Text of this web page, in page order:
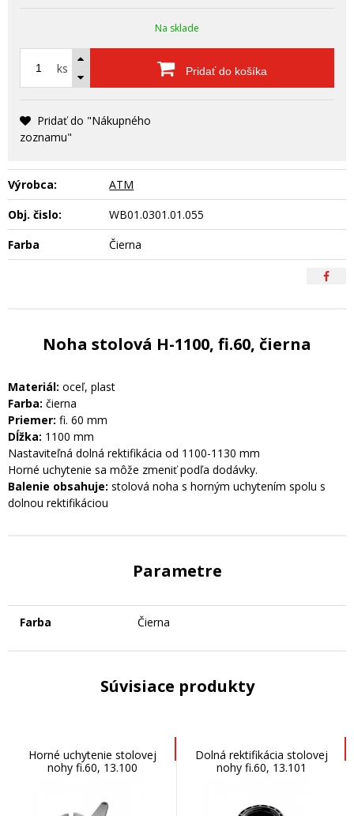
Na sklade
ks Pridať do košíka
Pridať do "Nákupného
zoznamu"
Výrobca:
ATM
Obj. čislo:
WB01.0301.01.055
Farba
Čierna
Noha stolová H-1100, fi.60, čierna
Materiál: oceľ, plast
Farba: čierna
Priemer: fi. 60 mm
Dĺžka: 1100 mm
Nastaviteľná dolná rektifikácia od 1100-1130 mm
Horné uchytenie sa môže zmeniť podľa dodávky.
Balenie obsahuje: stolová noha s horným uchytením spolu s
dolnou rektifikáciou
Parametre
Farba Čierna
Súvisiace produkty
Horné uchytenie stolovej
nohy fi.60, 13.100
Dolná rektifikácia stolovej
nohy fi.60, 13.101